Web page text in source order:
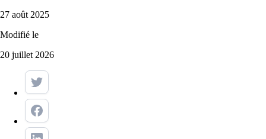
27 août 2025
Modifié le
20 juillet 2026